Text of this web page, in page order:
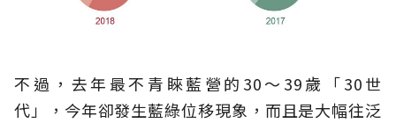
不過，去年最不青睞藍營的30～39歲「30世
代」，今年卻發生藍綠位移現象，而且是大幅往泛